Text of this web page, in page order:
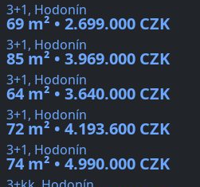
3+1, Hodonín
69 m² • 2.699.000 CZK
3+1, Hodonín
85 m² • 3.969.000 CZK
3+1, Hodonín
64 m² • 3.640.000 CZK
3+1, Hodonín
72 m² • 4.193.600 CZK
3+1, Hodonín
74 m² • 4.990.000 CZK